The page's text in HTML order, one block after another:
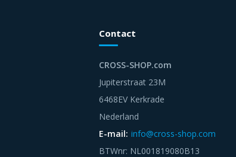
Contact
CROSS-SHOP.com
Jupiterstraat 23M
6468EV Kerkrade
Nederland
E-mail: info@cross-shop.com
BTWnr: NL001819080B13